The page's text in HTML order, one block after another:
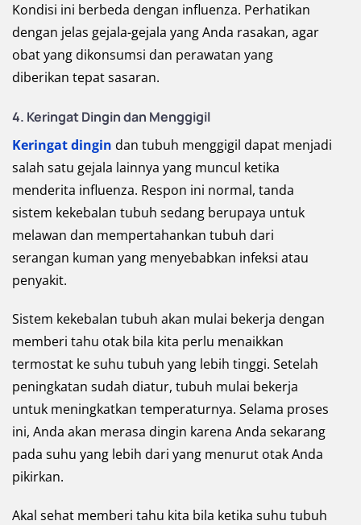
Kondisi ini berbeda dengan influenza. Perhatikan
dengan jelas gejala-gejala yang Anda rasakan, agar
obat yang dikonsumsi dan perawatan yang
diberikan tepat sasaran.
4. Keringat Dingin dan Menggigil
Keringat dingin dan tubuh menggigil dapat menjadi
salah satu gejala lainnya yang muncul ketika
menderita influenza. Respon ini normal, tanda
sistem kekebalan tubuh sedang berupaya untuk
melawan dan mempertahankan tubuh dari
serangan kuman yang menyebabkan infeksi atau
penyakit.
Sistem kekebalan tubuh akan mulai bekerja dengan
memberi tahu otak bila kita perlu menaikkan
termostat ke suhu tubuh yang lebih tinggi. Setelah
peningkatan sudah diatur, tubuh mulai bekerja
untuk meningkatkan temperaturnya. Selama proses
ini, Anda akan merasa dingin karena Anda sekarang
pada suhu yang lebih dari yang menurut otak Anda
pikirkan.
Akal sehat memberi tahu kita bila ketika suhu tubuh